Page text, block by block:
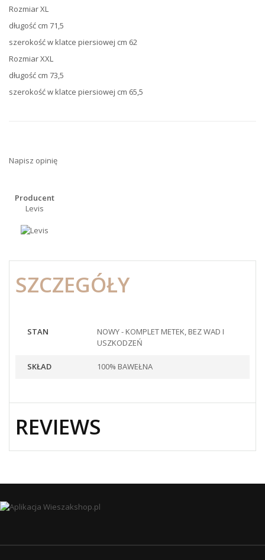
Rozmiar XL
długość cm 71,5
szerokość w klatce piersiowej cm 62
Rozmiar XXL
długość cm 73,5
szerokość w klatce piersiowej cm 65,5
Napisz opinię
Producent
Levis
SZCZEGÓŁY
STAN
NOWY - KOMPLET METEK, BEZ WAD I
USZKODZEŃ
SKŁAD 100% BAWEŁNA
REVIEWS